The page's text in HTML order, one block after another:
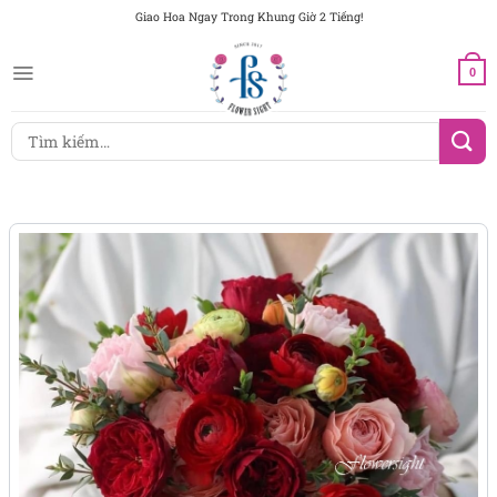
dung
Giao Hoa Ngay Trong Khung Giờ 2 Tiếng!
0
Tìm
kiếm: